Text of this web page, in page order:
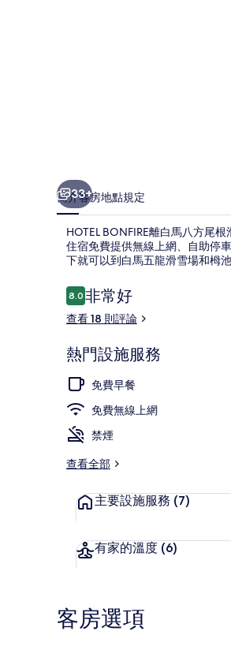
33+
簡介客房地點規定
HOTEL BONFIRE離白馬八方尾
住宿免費提供無線上網、自助停
下就可以到白馬五龍滑雪場和栂池
評
論
8.08.0 分，滿分 10 分，
非常好
查看 18 則評論
熱門設施服務
免費早餐
免費無線上網
禁煙
查看全部
主要設施服務 (7)
有家的溫度 (6)
客房選項